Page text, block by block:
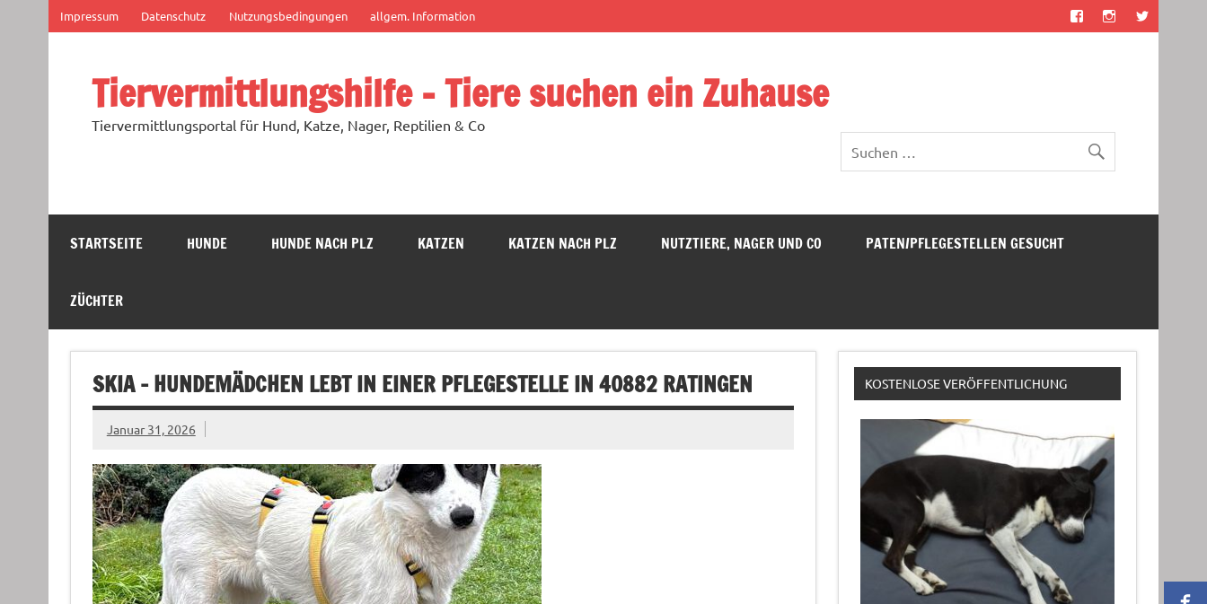
springen
Impressum Datenschutz Nutzungsbedingungen allgem. Information
Tiervermittlungshilfe – Tiere suchen ein Zuhause
Tiervermittlungsportal für Hund, Katze, Nager, Reptilien & Co
STARTSEITE HUNDE HUNDE NACH PLZ KATZEN KATZEN NACH PLZ NUTZTIERE, NAGER UND CO PATEN/PFLEGESTELLEN GESUCHT
ZÜCHTER
SKIA – HUNDEMÄDCHEN LEBT IN EINER PFLEGESTELLE IN 40882 RATINGEN
Januar 31, 2026
KOSTENLOSE VERÖFFENTLICHUNG